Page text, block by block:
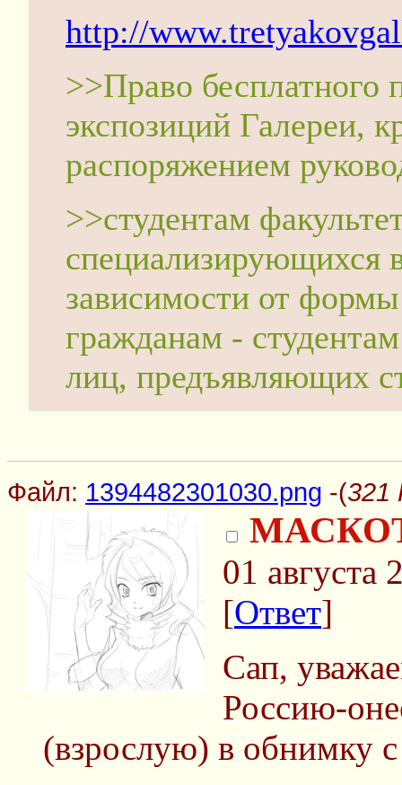
http://
>>Право
экспозиций Галереи,
распоряжением
>>студентам
специализирующихся
зависимости от
гражданам -
лиц, предъявляющих
Файл: 1394482301030.png -(321
01 августа
[Ответ]
Сап,
Россию-
(взрослую) в обнимку